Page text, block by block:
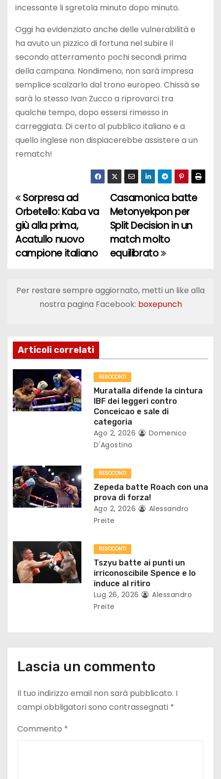
incessante li sgretola minuto dopo minuto.
Oggi ha evidenziato anche delle vulnerabilità e
ha avuto un pizzico di fortuna nel subire il
secondo atterramento pochi secondi prima
della campana. Nondimeno, non sarà impresa
semplice scalzarlo dal trono europeo. Chissà se
sarà lo stesso Ivan Zucco a riprovarci tra
qualche tempo, dopo essersi rimesso in
carreggiata. Di certo al pubblico italiano e a
quello inglese non dispiacerebbe assistere a un
rematch!
N
a
v
g
i
o
n
e
t
i
c
l
i
Casamonica batte
Metonyekpon per
Split Decision in un
match molto
equilibrato
Sorpresa ad
Orbetello: Kaba va
giù alla prima,
Acatullo nuovo
campione italiano
Per restare sempre aggiornato, metti un like alla
nostra pagina Facebook: boxepunch
Articoli correlati
RESOCONTI
Muratalla difende la cintura
IBF dei leggeri contro
Conceicao e sale di
categoria
Ago 2, 2026
Domenico
D'Agostino
RESOCONTI
Zepeda batte Roach con una
prova di forza!
Ago 2, 2026
Alessandro
Preite
RESOCONTI
Tszyu batte ai punti un
irriconoscibile Spence e lo
induce al ritiro
Lug 26, 2026
Alessandro
Preite
Lascia un commento
Il tuo indirizzo email non sarà pubblicato. I
campi obbligatori sono contrassegnati *
Commento *